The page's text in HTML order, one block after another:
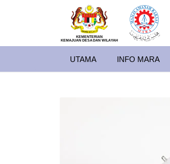
KEMENTERIAN
KEMAJUAN DESA DAN WILA YAH
UTAMA INFO MARA